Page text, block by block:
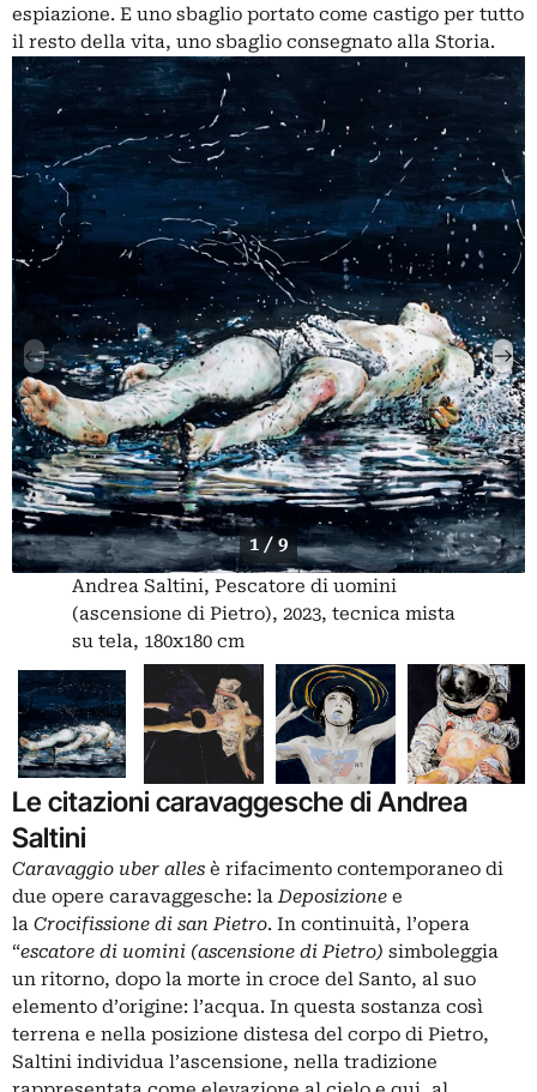
espiazione. E uno sbaglio portato come castigo per tutto
il resto della vita, uno sbaglio consegnato alla Storia.
1 / 9
Andrea Saltini, Pescatore di uomini
(ascensione di Pietro), 2023, tecnica mista
su tela, 180x180 cm
Le citazioni caravaggesche di Andrea
Saltini
Caravaggio uber alles è rifacimento contemporaneo di
due opere caravaggesche: laDeposizione e
la Crocifissione di san Pietro. In continuità, l’opera
“escatore di uomini (ascensione di Pietro) simboleggia
un ritorno, dopo la morte in croce del Santo, al suo
elemento d’origine: l’acqua. In questa sostanza così
terrena e nella posizione distesa del corpo di Pietro,
Saltini individua l’ascensione, nella tradizione